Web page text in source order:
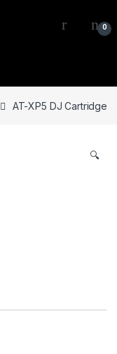
0
AT-XP5 DJ Cartridge
🔍